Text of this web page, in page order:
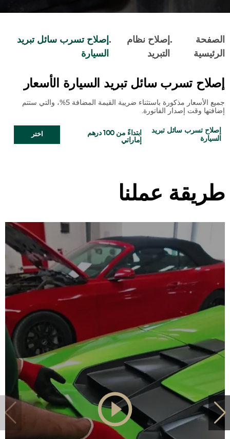
الصفحة
الرئيسية
.إصلاح نظام
التبريد
. إصلاح تسرب سائل تبريد
السيارة
إصلاح تسرب سائل تبريد السيارة الأسعار
جميع الأسعار مذكورة باستثناء ضريبة القيمة المضافة 5%، والتي ستتم
إضافتها وقت إصدار الفاتورة.
إصلاح تسرب سائل تبريد
السيارة
ابتداءً من 100 درهم
إماراتي
اختر
طريقة عملنا